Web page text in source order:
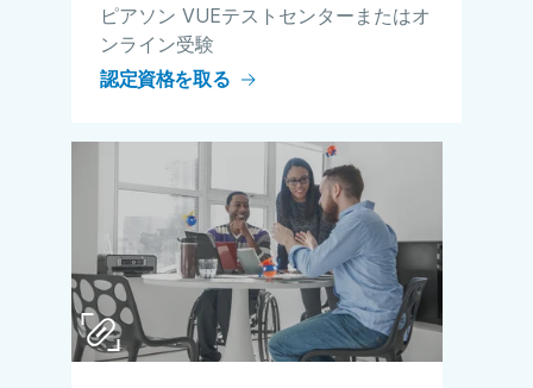
ピアソン VUEテストセンターまたはオ
ンライン受験
認定資格を取る